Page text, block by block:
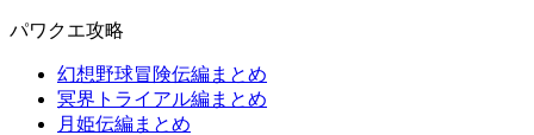
パワクエ攻略
幻想野球冒険伝編まとめ
冥界トライアル編まとめ
月姫伝編まとめ